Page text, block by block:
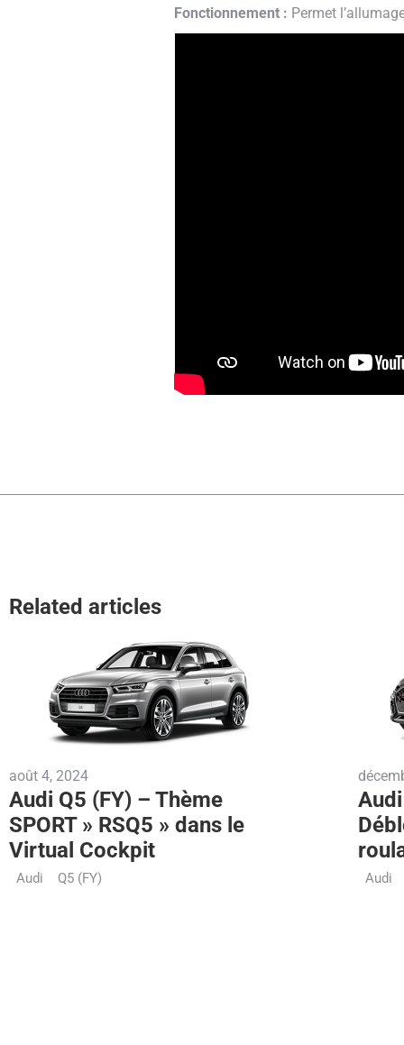
Fonctionnement : Permet
Related articles
août 4, 2024
Audi Q5 (FY) – Thème
SPORT » RSQ5 » dans le
Virtual Cockpit
Audi Q5 (FY) Audi